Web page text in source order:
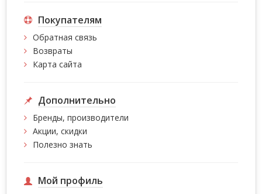
Покупателям
Обратная связь
Возвраты
Карта сайта
Дополнительно
Бренды, производители
Акции, скидки
Полезно знать
Мой профиль